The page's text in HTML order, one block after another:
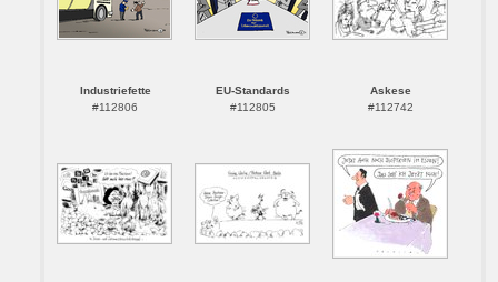
Industriefette
#112806
EU-Standards
#112805
Askese
#112742